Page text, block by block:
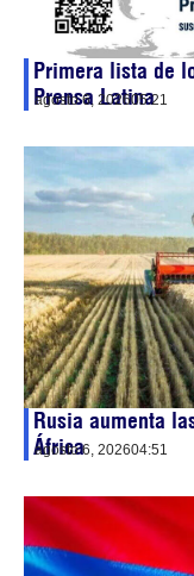
Primera lista de
Prensa Latina
agosto 6, 202605:21
Rusia aumenta
África
agosto 6, 202604:51